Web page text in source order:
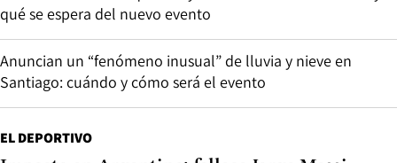
qué se espera del nuevo evento
Anuncian un “fenómeno inusual” de lluvia y nieve en
Santiago: cuándo y cómo será el evento
EL DEPORTIVO